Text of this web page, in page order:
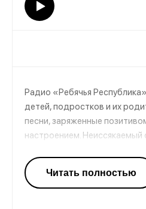
Радио «Ребячья
детей, подростков и их
песни, заряженные
настроением. Неиссякаемый
радиостанции. Вещание из
в себя легкий детский юмор